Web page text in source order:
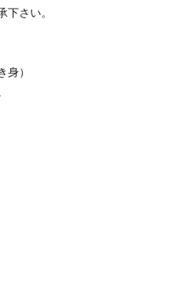
下さい。
）